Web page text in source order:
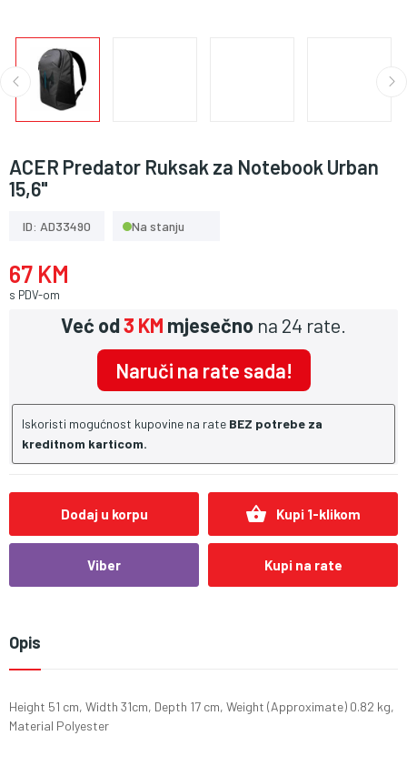
ACER Predator Ruksak za Notebook Urban
15,6"
ID: AD33490 Na stanju
67 KM
s PDV-om
Već od3 KM mjesečno na 24 rate.
Naruči na rate sada!
Iskoristi mogućnost kupovine na rate BEZ potrebe za
kreditnom karticom.
Dodaj u korpu shopping_basket Kupi 1-klikom
Viber Kupi na rate
Opis
Height 51 cm, Width 31cm, Depth 17 cm, Weight (Approximate) 0.82 kg,
Material Polyester